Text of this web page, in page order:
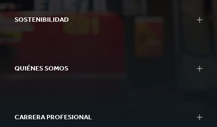
SOSTENIBILIDAD
QUIÉNES SOMOS
CARRERA PROFESIONAL